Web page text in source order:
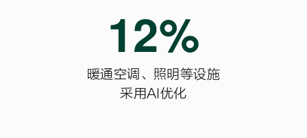
12%
暖通空调、照明等设施
采用AI优化